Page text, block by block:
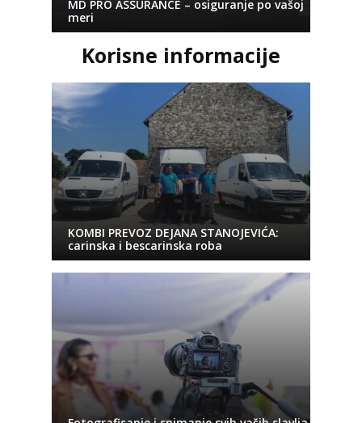
MD PRO ASSURANCE – osiguranje po vašoj
meri
Korisne informacije
KOMBI PREVOZ DEJANA STANOJEVIĆA:
carinska i bescarinska roba